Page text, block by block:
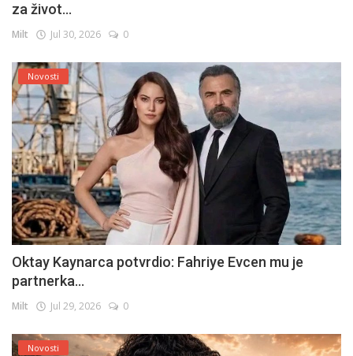
za život...
Milt Jul 30, 2026 0
Novosti
Oktay Kaynarca potvrdio: Fahriye Evcen mu je
partnerka...
Milt Jul 29, 2026 0
Novosti